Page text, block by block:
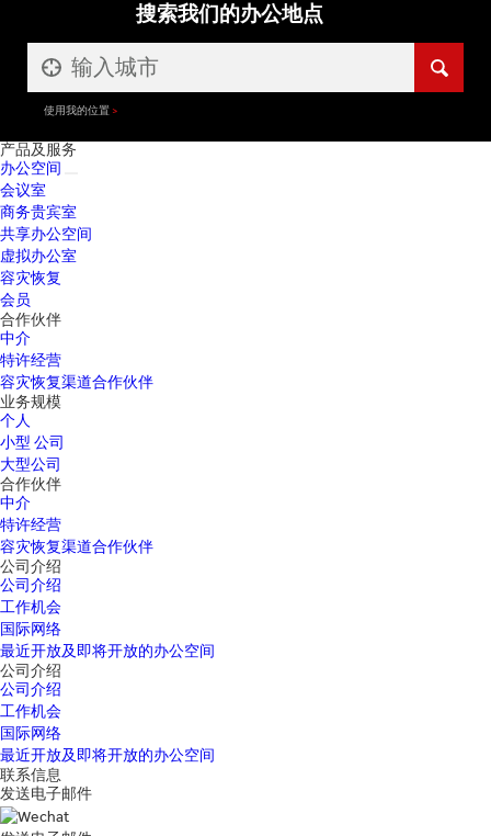
搜索我们的办公地点
使用我的位置
产品及服务
办公空间
会议室
商务贵宾室
共享办公空间
虚拟办公室
容灾恢复
会员
合作伙伴
中介
特许经营
容灾恢复渠道合作伙伴
业务规模
个人
小型 公司
大型公司
合作伙伴
中介
特许经营
容灾恢复渠道合作伙伴
公司介绍
公司介绍
工作机会
国际网络
最近开放及即将开放的办公空间
公司介绍
公司介绍
工作机会
国际网络
最近开放及即将开放的办公空间
联系信息
发送电子邮件